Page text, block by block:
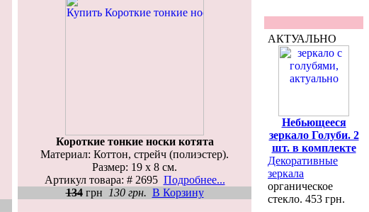
Короткие тонкие носки котята
Материал: Коттон, стрейч (полиэстер).
Размер: 19 х 8 см.
Артикул товара: # 2695 Подробнее...
134грн 130 грн. В Корзину
АКТУАЛЬНО
Небьющееся
зеркало Голуби. 2
шт. в комплекте
Декоративные
зеркала
органическое
стекло. 453 грн.